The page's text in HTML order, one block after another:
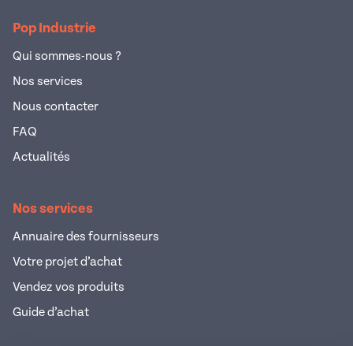
Pop Industrie
Qui sommes-nous ?
Nos services
Nous contacter
FAQ
Actualités
Nos services
Annuaire des fournisseurs
Votre projet d’achat
Vendez vos produits
Guide d’achat